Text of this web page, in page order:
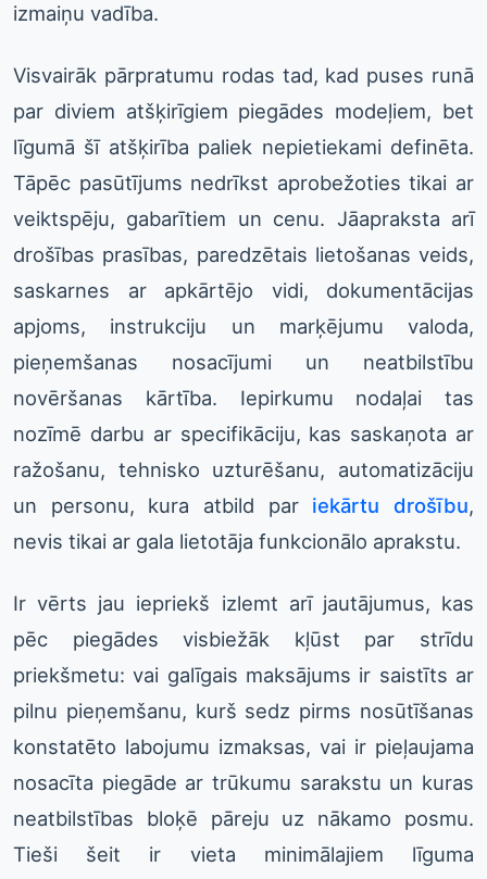
izmaiņu vadība.
Visvairāk pārpratumu rodas tad, kad puses runā
par diviem atšķirīgiem piegādes modeļiem, bet
līgumā šī atšķirība paliek nepietiekami definēta.
Tāpēc pasūtījums nedrīkst aprobežoties tikai ar
veiktspēju, gabarītiem un cenu. Jāapraksta arī
drošības prasības, paredzētais lietošanas veids,
saskarnes ar apkārtējo vidi, dokumentācijas
apjoms, instrukciju un marķējumu valoda,
pieņemšanas nosacījumi un neatbilstību
novēršanas kārtība. Iepirkumu nodaļai tas
nozīmē darbu ar specifikāciju, kas saskaņota ar
ražošanu, tehnisko uzturēšanu, automatizāciju
un personu, kura atbild par iekārtu drošību,
nevis tikai ar gala lietotāja funkcionālo aprakstu.
Ir vērts jau iepriekš izlemt arī jautājumus, kas
pēc piegādes visbiežāk kļūst par strīdu
priekšmetu: vai galīgais maksājums ir saistīts ar
pilnu pieņemšanu, kurš sedz pirms nosūtīšanas
konstatēto labojumu izmaksas, vai ir pieļaujama
nosacīta piegāde ar trūkumu sarakstu un kuras
neatbilstības bloķē pāreju uz nākamo posmu.
Tieši šeit ir vieta minimālajiem līguma